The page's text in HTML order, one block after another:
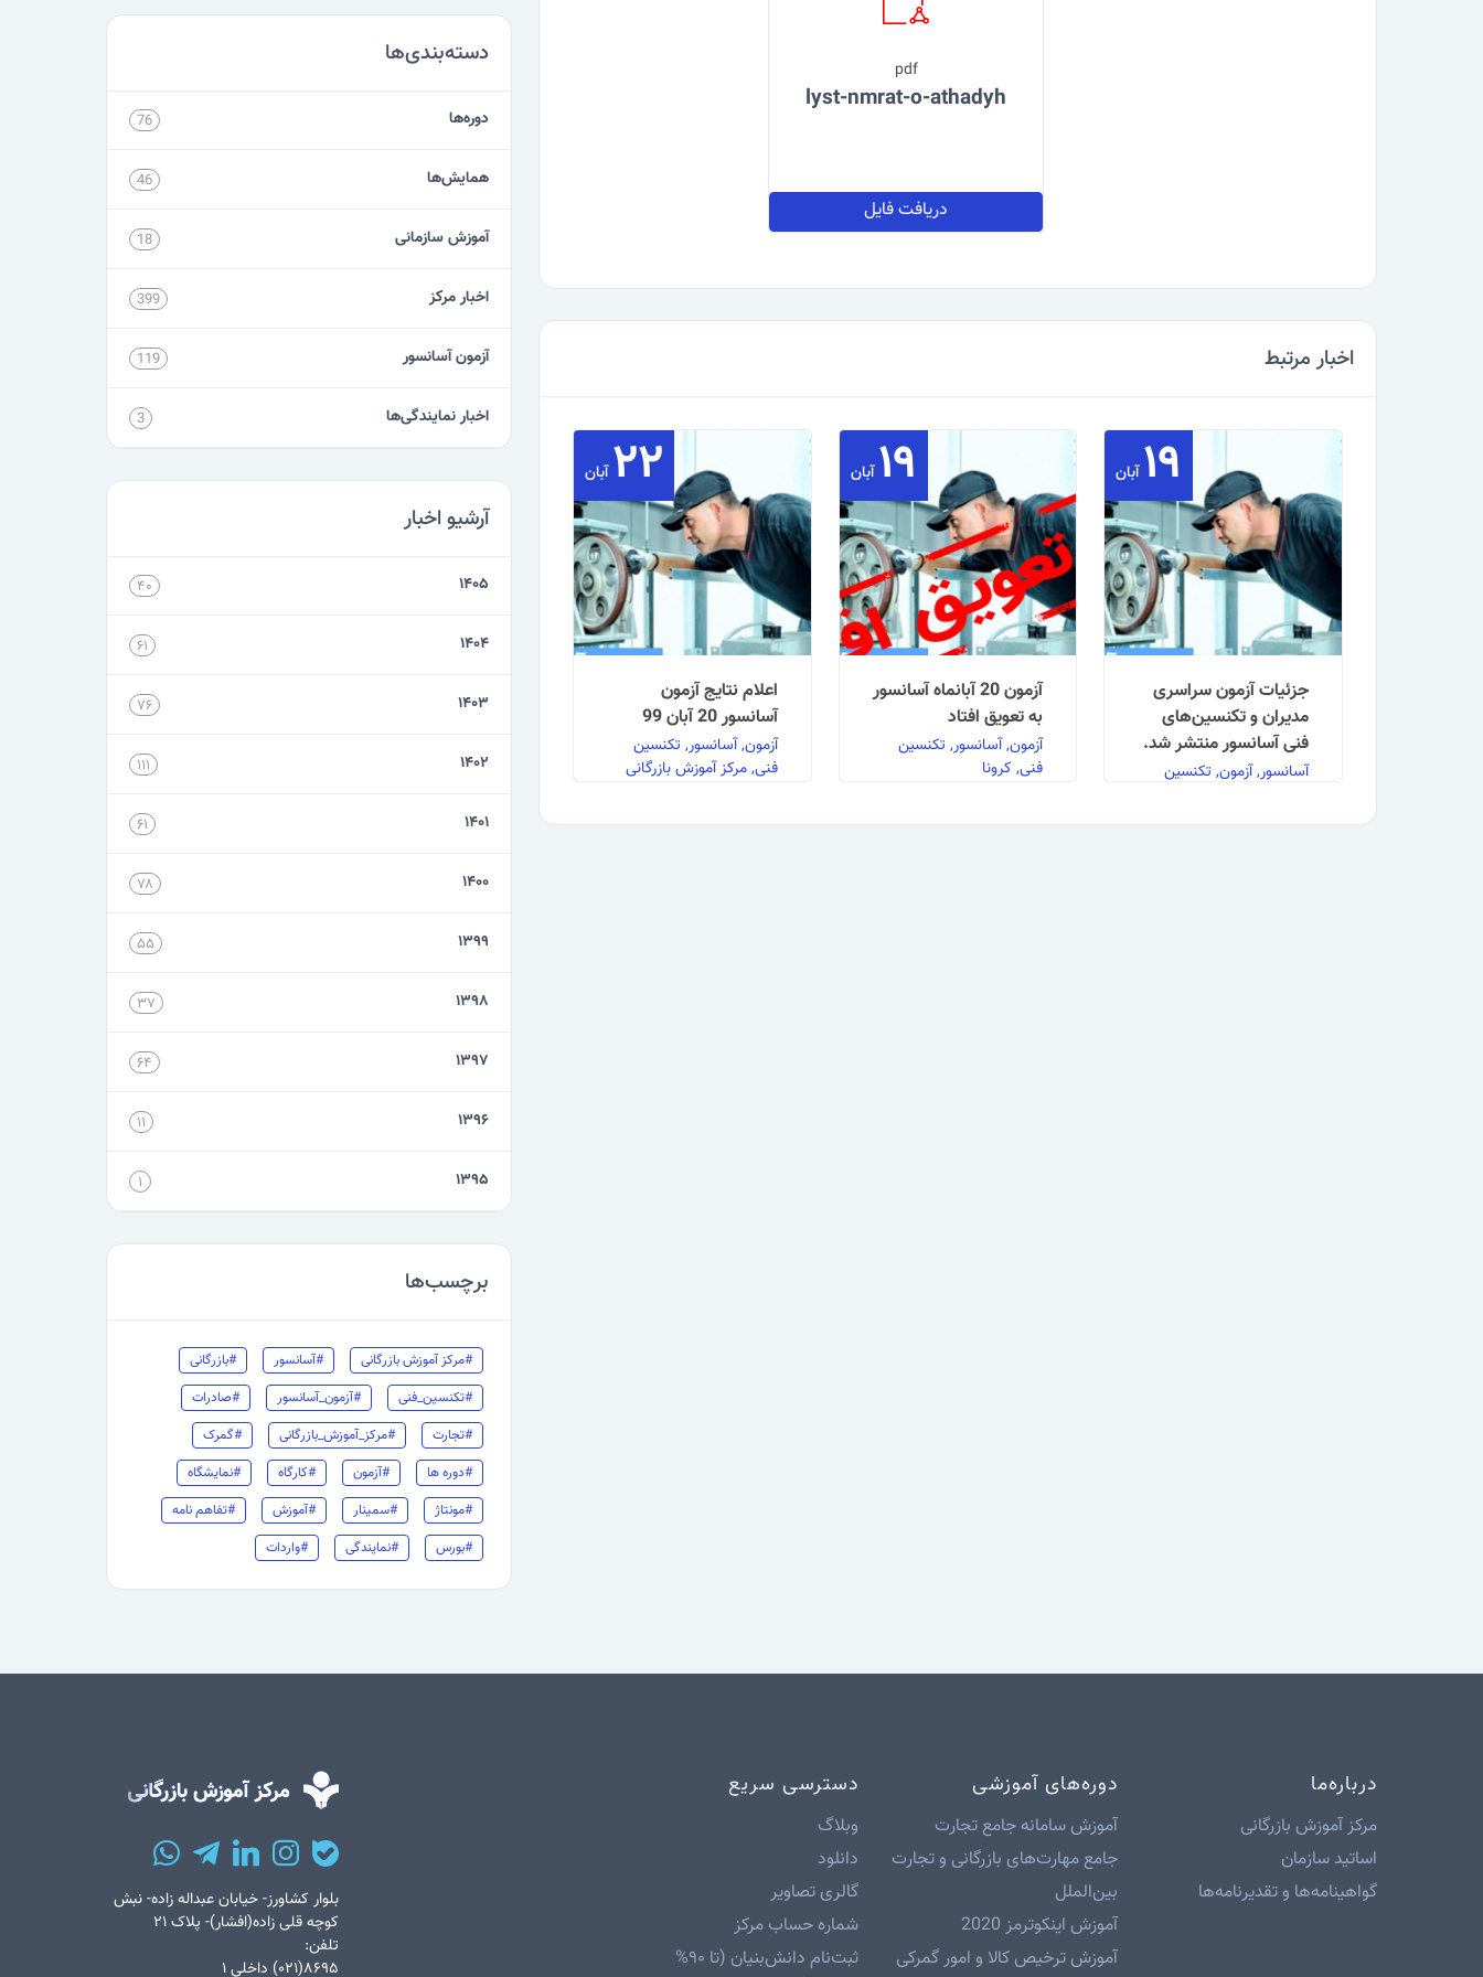
pdf
lyst-nmrat-o-athadyh
دریافت فایل
اخبار مرتبط
۱۹ آبان
جزئیات آزمون سراسری
مدیران و تکنسین‌های
فنی آسانسور منتشر شد.
آسانسور, آزمون, تکنسین
۱۹ آبان
آزمون 20 آبانماه آسانسور
به تعویق افتاد
آزمون, آسانسور, تکنسین
فنی, کرونا
۲۲ آبان
اعلام نتایج آزمون
آسانسور 20 آبان 99
آزمون, آسانسور, تکنسین
فنی, مرکز آموزش بازرگانی
دسته‌بندی‌ها
دوره‌ها 76
همایش‌ها 46
آموزش سازمانی 18
اخبار مرکز 399
آزمون آسانسور 119
اخبار نمایندگی‌ها 3
آرشیو اخبار
۱۴۰۵ ۴۰
۱۴۰۴ ۶۱
۱۴۰۳ ۷۶
۱۴۰۲ ۱۱۱
۱۴۰۱ ۶۱
۱۴۰۰ ۷۸
۱۳۹۹ ۵۵
۱۳۹۸ ۳۷
۱۳۹۷ ۶۴
۱۳۹۶ ۱۱
۱۳۹۵ ۱
برچسب‌ها
#مرکز آموزش بازرگانی #آسانسور
#بازرگانی
#تکنسین_فنی
#آزمون_آسانسور
#صادرات
#تجارت
#مرکز_آموزش_بازرگانی
#گمرک
#دوره ها
#آزمون #کارگاه
#نمایشگاه
#مونتاژ
#سمینار #آموزش
#تفاهم نامه
#بورس
#نمایندگی #واردات
درباره‌ما
مرکز آموزش بازرگانی
اساتید سازمان
گواهینامه‌ها و تقدیرنامه‌ها
دوره‌های آموزشی
آموزش سامانه جامع تجارت
جامع مهارت‌های بازرگانی و تجارت
بین‌الملل
آموزش اینکوترمز 2020
آموزش ترخیص کالا و امور گمرکی
دسترسی سریع
وبلاگ
دانلود
گالری تصاویر
شماره حساب مرکز
ثبت‌نام دانش‌بنیان (تا ۹۰%
بلوار کشاورز- خیابان عبداله زاده- نبش
کوچه قلی زاده(افشار)- پلاک ۲۱
تلفن:
۸۶۹۵(۰۲۱) داخلی ۱